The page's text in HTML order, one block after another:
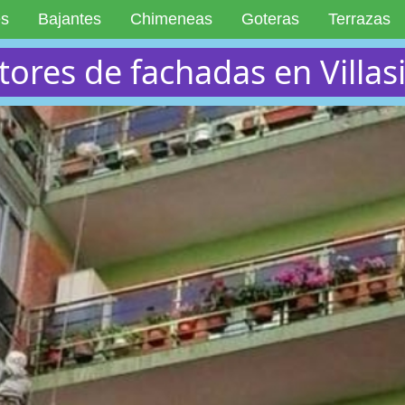
Bajantes Chimeneas Goteras Terrazas
de fachadas en